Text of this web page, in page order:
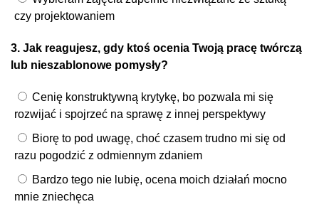
czy projektowaniem
3. Jak reagujesz, gdy ktoś ocenia Twoją pracę twórczą
lub nieszablonowe pomysły?
Cenię konstruktywną krytykę, bo pozwala mi się
rozwijać i spojrzeć na sprawę z innej perspektywy
Biorę to pod uwagę, choć czasem trudno mi się od
razu pogodzić z odmiennym zdaniem
Bardzo tego nie lubię, ocena moich działań mocno
mnie zniechęca